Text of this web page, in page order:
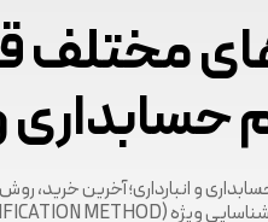
مختلف
و